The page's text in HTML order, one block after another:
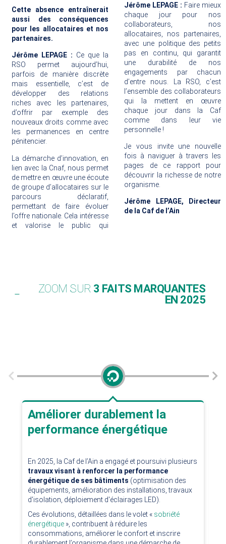
Cette absence entraînerait
aussi des conséquences
pour les allocataires et nos
partenaires.
Jérôme LEPAGE : Ce que la
RSO permet aujourd’hui,
parfois de manière discrète
mais essentielle, c’est de
développer des relations
riches avec les partenaires,
d’offrir par exemple des
nouveaux droits comme avec
les permanences en centre
pénitencier.
La démarche d’innovation, en
lien avec la Cnaf, nous permet
de mettre en œuvre une écoute
de groupe d’allocataires sur le
parcours déclaratif,
permettant de faire évoluer
l’offre nationale. Cela intéresse
et valorise le public qui
Jérôme LEPAGE : Faire mieux
chaque jour pour nos
collaborateurs, nos
allocataires, nos partenaires,
avec une politique des petits
pas en continu, qui garantit
une durabilité de nos
engagements par chacun
d’entre nous. La RSO, c’est
l’ensemble des collaborateurs
qui la mettent en œuvre
chaque jour dans la Caf
comme dans leur vie
personnelle !
Je vous invite une nouvelle
fois à naviguer à travers les
pages de ce rapport pour
découvrir la richesse de notre
organisme.
Jérôme LEPAGE, Directeur
de la Caf de l’Ain
ZOOM SUR 3 FAITS MARQUANTES
EN 2025
Améliorer durablement la
performance énergétique
En 2025, la Caf de l’Ain a engagé et poursuivi plusieurs
travaux visant à renforcer la performance
énergétique de ses bâtiments (optimisation des
équipements, amélioration des installations, travaux
d'isolation, déploiement d'éclairages LED).
Ces évolutions, détaillées dans le volet « sobriété
énergétique», contribuent à réduire les
consommations, améliorer le confort et inscrire